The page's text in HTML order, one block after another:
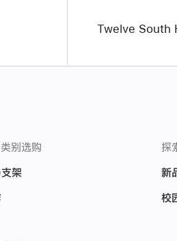
Twelve South
别选购
架
探
新
校